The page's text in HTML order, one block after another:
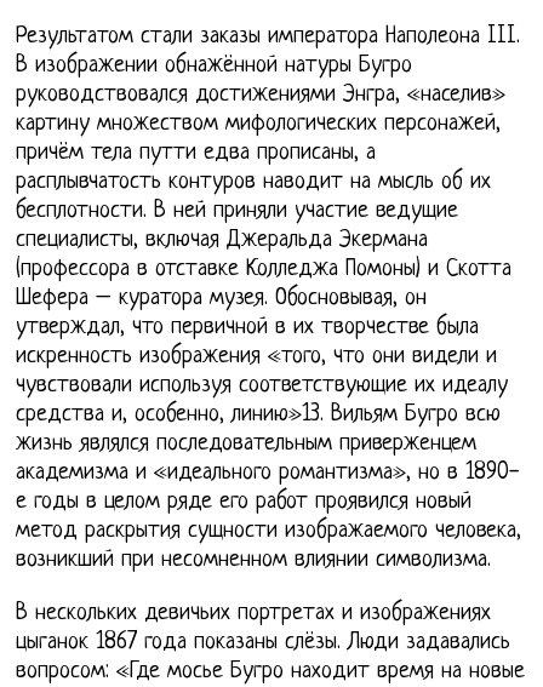
Результатом стали заказы императора Наполеона III.
В изображении обнажённой натуры Бугро
руководствовался достижениями Энгра, «населив»
картину множеством мифологических персонажей,
причём тела путти едва прописаны, а
расплывчатость контуров наводит на мысль об их
бесплотности. В ней приняли участие ведущие
специалисты, включая Джеральда Экермана
(профессора в отставке Колледжа Помоны) и Скотта
Шефера – куратора музея. Обосновывая, он
утверждал, что первичной в их творчестве была
искренность изображения «того, что они видели и
чувствовали используя соответствующие их идеалу
средства и, особенно, линию»13. Вильям Бугро всю
жизнь являлся последовательным приверженцем
академизма и «идеального романтизма», но в 1890-
е годы в целом ряде его работ проявился новый
метод раскрытия сущности изображаемого человека,
возникший при несомненном влиянии символизма.
В нескольких девичьих портретах и изображениях
цыганок 1867 года показаны слёзы. Люди задавались
вопросом: «Где мосье Бугро находит время на новые